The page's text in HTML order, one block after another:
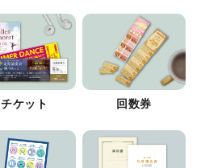
チケット 回数券